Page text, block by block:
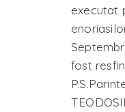
executat
fost